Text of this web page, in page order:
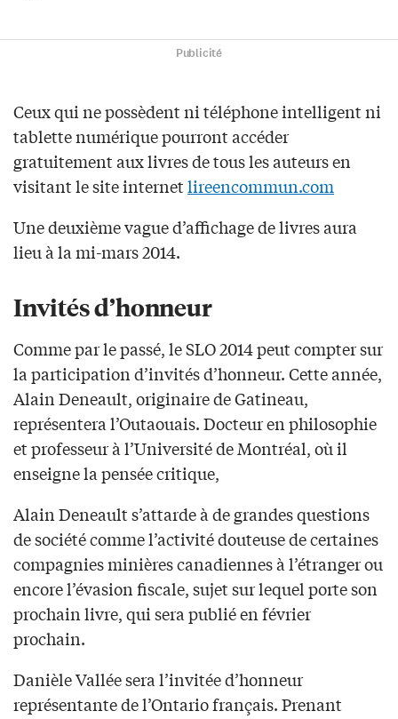
Publicité
Ceux qui ne possèdent ni téléphone intelligent ni
tablette numérique pourront accéder
gratuitement aux livres de tous les auteurs en
visitant le site internetlireencommun.com
Une deuxième vague d’affichage de livres aura
lieu à la mi-mars 2014.
Invités d’honneur
Comme par le passé, le SLO 2014 peut compter sur
la participation d’invités d’honneur. Cette année,
Alain Deneault, originaire de Gatineau,
représentera l’Outaouais. Docteur en philosophie
et professeur à l’Université de Montréal, où il
enseigne la pensée critique,
Alain Deneault s’attarde à de grandes questions
de société comme l’activité douteuse de certaines
compagnies minières canadiennes à l’étranger ou
encore l’évasion fiscale, sujet sur lequel porte son
prochain livre, qui sera publié en février
prochain.
Danièle Vallée sera l’invitée d’honneur
représentante de l’Ontario français. Prenant